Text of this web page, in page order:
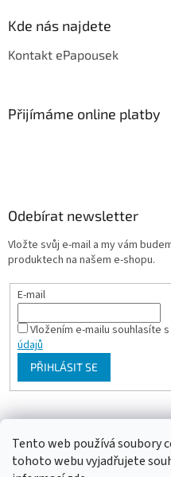
Tento web používá soubory
tohoto webu vyjadřujete
Kde nás najdete
Kontakt ePapousek
Přijímáme online platby
Odebírat newsletter
Vložte svůj e-mail a my vám
produktech na našem e-shopu.
E-mail
Vložením e-mailu souhlasíte s
údajů
PŘIHLÁSIT SE